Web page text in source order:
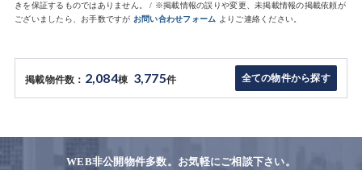
きを保証するものではありません。 / ※掲載情報の誤りや変更、未掲載情報の掲載依頼が
ございましたら、お手数ですが お問い合わせフォーム よりご連絡ください。
掲載物件数： 2,084棟 3,775件 全ての物件から探す
WEB非公開物件多数。お気軽にご相談下さい。